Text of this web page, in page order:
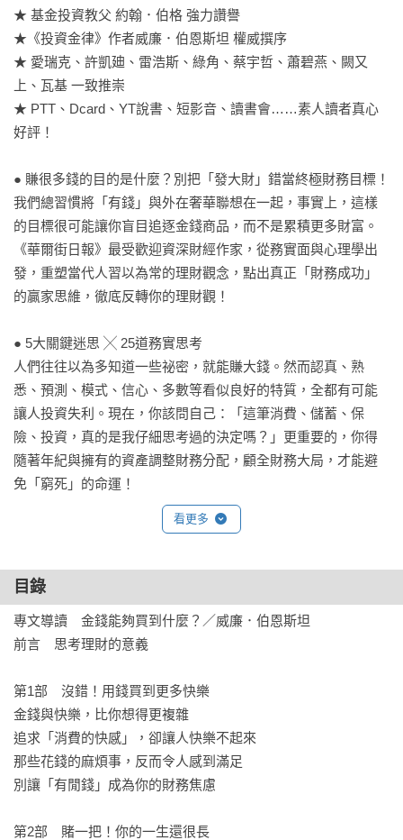
★ 基金投資教父 約翰．伯格 強力讚譽
★《投資金律》作者威廉．伯恩斯坦 權威撰序
★ 愛瑞克、許凱廸、雷浩斯、綠角、蔡宇哲、蕭碧燕、闕又
上、瓦基 一致推崇
★ PTT、Dcard、YT說書、短影音、讀書會……素人讀者真心
好評！
● 賺很多錢的目的是什麼？別把「發大財」錯當終極財務目標！
我們總習慣將「有錢」與外在奢華聯想在一起，事實上，這樣
的目標很可能讓你盲目追逐金錢商品，而不是累積更多財富。
《華爾街日報》最受歡迎資深財經作家，從務實面與心理學出
發，重塑當代人習以為常的理財觀念，點出真正「財務成功」
的贏家思維，徹底反轉你的理財觀！
● 5大關鍵迷思 ╳ 25道務實思考
人們往往以為多知道一些祕密，就能賺大錢。然而認真、熟
悉、預測、模式、信心、多數等看似良好的特質，全都有可能
讓人投資失利。現在，你該問自己：「這筆消費、儲蓄、保
險、投資，真的是我仔細思考過的決定嗎？」更重要的，你得
隨著年紀與擁有的資產調整財務分配，顧全財務大局，才能避
免「窮死」的命運！
看更多
目錄
專文導讀 金錢能夠買到什麼？／威廉．伯恩斯坦
前言 思考理財的意義
第1部 沒錯！用錢買到更多快樂
金錢與快樂，比你想得更複雜
追求「消費的快感」，卻讓人快樂不起來
那些花錢的麻煩事，反而令人感到滿足
別讓「有閒錢」成為你的財務焦慮
第2部 賭一把！你的一生還很長